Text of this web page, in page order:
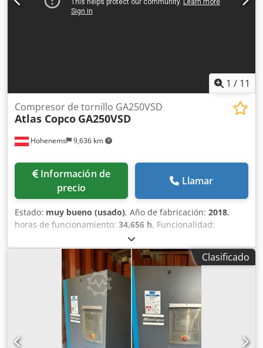
1 / 11
Hohenems 9,636 km
Compresor de tornillo GA250VSD
Atlas Copco GA250VSD
Información de
precio
Llamar
Estado: muy bueno (usado), Año de fabricación: 2018,
horas de funcionamiento: 34,656 h, Funcionalidad:
, Atlas Copco GA250VSD de segunda
mano, año de fabricación 2018, con aproximadamente
34.656 horas de funcionamiento. 10 bar con 44,90 m3/min.
250 kW. Dsdpfjw Ewd Rsx Al Nowa
Clasificado